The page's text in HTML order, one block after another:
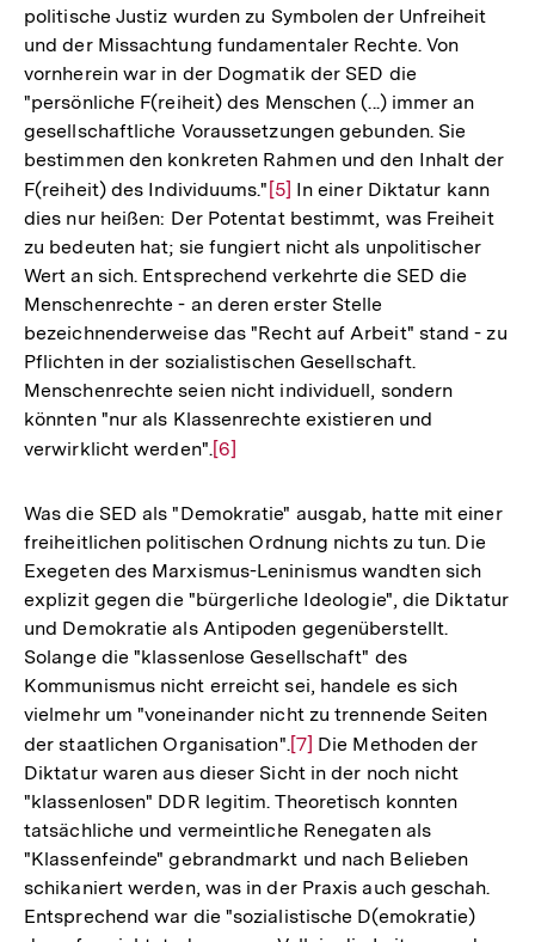
politische Justiz wurden zu Symbolen der Unfreiheit
und der Missachtung fundamentaler Rechte. Von
vornherein war in der Dogmatik der SED die
"persönliche F(reiheit) des Menschen (...) immer an
gesellschaftliche Voraussetzungen gebunden. Sie
bestimmen den konkreten Rahmen und den Inhalt der
F(reiheit) des Individuums." Zur
Auflösung
der
Fußnote
[5] In einer Diktatur kann
dies nur heißen: Der Potentat bestimmt, was Freiheit
zu bedeuten hat; sie fungiert nicht als unpolitischer
Wert an sich. Entsprechend verkehrte die SED die
Menschenrechte - an deren erster Stelle
bezeichnenderweise das "Recht auf Arbeit" stand - zu
Pflichten in der sozialistischen Gesellschaft.
Menschenrechte seien nicht individuell, sondern
könnten "nur als Klassenrechte existieren und
verwirklicht werden".Zur
der
Fußnote
[6]
Was die SED als "Demokratie" ausgab, hatte mit einer
freiheitlichen politischen Ordnung nichts zu tun. Die
Exegeten des Marxismus-Leninismus wandten sich
explizit gegen die "bürgerliche Ideologie", die Diktatur
und Demokratie als Antipoden gegenüberstellt.
Solange die "klassenlose Gesellschaft" des
Kommunismus nicht erreicht sei, handele es sich
vielmehr um "voneinander nicht zu trennende Seiten
der staatlichen Organisation".Zur
Auflösung
der
Fußnote
[7] Die Methoden der
Diktatur waren aus dieser Sicht in der noch nicht
"klassenlosen" DDR legitim. Theoretisch konnten
tatsächliche und vermeintliche Renegaten als
"Klassenfeinde" gebrandmarkt und nach Belieben
schikaniert werden, was in der Praxis auch geschah.
Entsprechend war die "sozialistische D(emokratie)